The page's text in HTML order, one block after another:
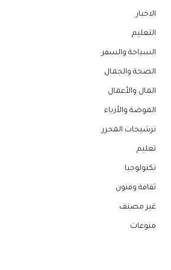
الاخبار
التعليم
السياحة والسفر
الصحة والجمال
المال والأعمال
الموضة والأزياء
ترشيحات المحرر
تعليم
تكنولوجيا
ثقافة وفنون
غير مصنف
منوعات